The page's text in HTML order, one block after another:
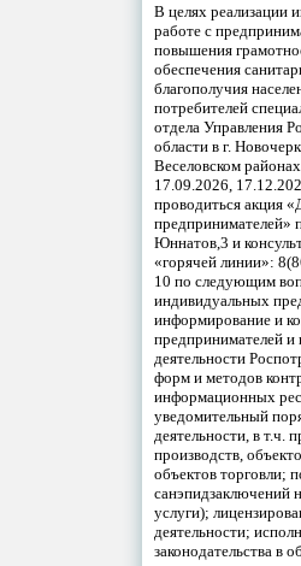
В целях реализации
работе с
повышения
обеспечения
благополучия
потребителей
отдела Управления
области в г.
Веселовском
17.09.2026,
проводиться акция
предпринимателей»
Юннатов,3 и
«горячей линии»:
10 по следующим
индивидуальных
информирование и
предпринимателей
деятельности
форм и методов
информационных
уведомительный
деятельности, в т.ч.
производств,
объектов торговли;
санэпидзаключений
услуги);
деятельности;
законодательства в